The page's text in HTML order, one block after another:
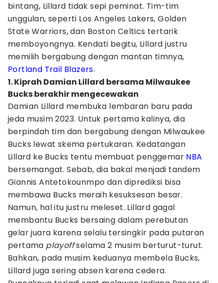
bintang, Lillard tidak sepi peminat. Tim-tim
unggulan, seperti Los Angeles Lakers, Golden
State Warriors, dan Boston Celtics tertarik
memboyongnya. Kendati begitu, Lillard justru
memilih bergabung dengan mantan timnya,
Portland Trail Blazers.
1. Kiprah Damian Lillard bersama Milwaukee
Bucks berakhir mengecewakan
Damian Lillard membuka lembaran baru pada
jeda musim 2023. Untuk pertama kalinya, dia
berpindah tim dan bergabung dengan Milwaukee
Bucks lewat skema pertukaran. Kedatangan
Lillard ke Bucks tentu membuat penggemar NBA
bersemangat. Sebab, dia bakal menjadi tandem
Giannis Antetokounmpo dan diprediksi bisa
membawa Bucks meraih kesuksesan besar.
Namun, hal itu justru meleset. Lillard gagal
membantu Bucks bersaing dalam perebutan
gelar juara karena selalu tersingkir pada putaran
pertama playoffselama 2 musim berturut-turut.
Bahkan, pada musim keduanya membela Bucks,
Lillard juga sering absen karena cedera.